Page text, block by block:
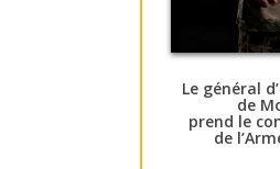
Le général
de
prend le
de